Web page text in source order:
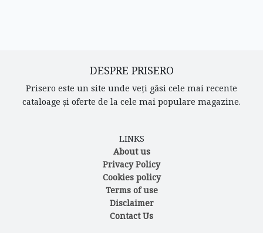
DESPRE PRISERO
Prisero este un site unde veți găsi cele mai recente
cataloage și oferte de la cele mai populare magazine.
LINKS
About us
Privacy Policy
Cookies policy
Terms of use
Disclaimer
Contact Us